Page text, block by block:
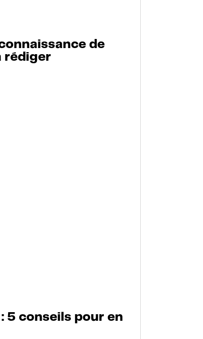
de
rédiger
5 conseils pour en